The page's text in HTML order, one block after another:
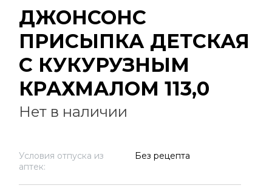
ДЖОНСОНС
ПРИСЫПКА ДЕТСКАЯ
С КУКУРУЗНЫМ
КРАХМАЛОМ 113,0
Нет в наличии
Условия отпуска из
аптек:
Без рецепта